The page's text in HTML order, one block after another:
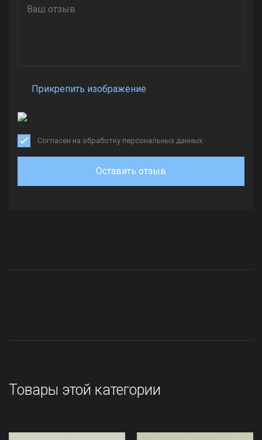
Прикрепить изображение
Согласен на обработку персональных данных
Оставить отзыв
Товары этой категории